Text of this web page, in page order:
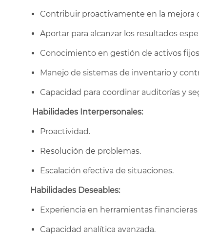
Contribuir proactivamente en la mejora
Aportar para alcanzar los resultados
Conocimiento en gestión de activos
Manejo de sistemas de inventario y
Capacidad para coordinar auditorías y
Habilidades Interpersonales:
Proactividad.
Resolución de problemas.
Escalación efectiva de situaciones.
Habilidades Deseables:
Experiencia en herramientas
Capacidad analítica avanzada.